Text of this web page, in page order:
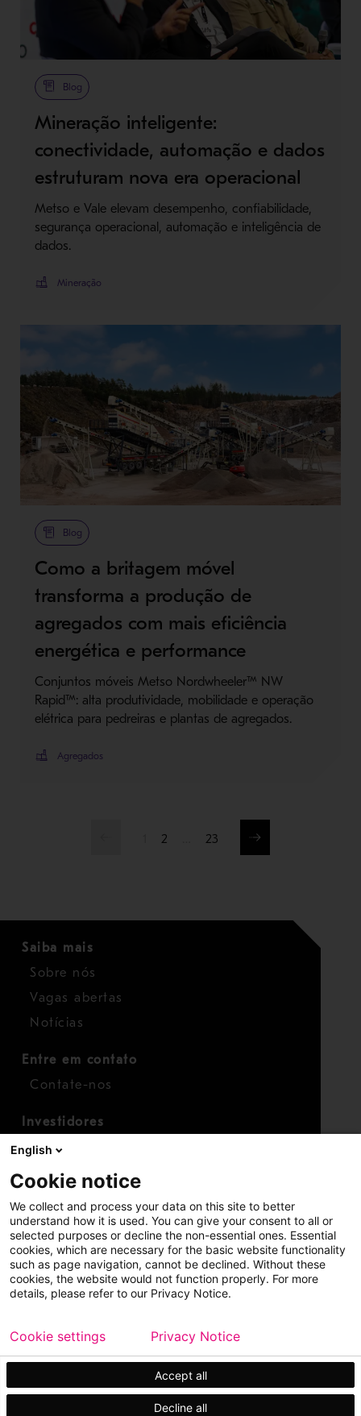
Blog
Mineração inteligente:
conectividade, automação e dados
estruturam nova era operacional
Metso e Vale elevam desempenho, confiabilidade,
segurança operacional, automação e inteligência de
dados.
Mineração
Blog
Como a britagem móvel
transforma a produção de
agregados com mais eficiência
energética e performance
Conjuntos móveis Metso Nordwheeler™ NW
Rapid™: alta produtividade, mobilidade e operação
elétrica para pedreiras e plantas de agregados.
Agregados
2 23
Saiba mais
Sobre nós
Vagas abertas
Notícias
Entre em contato
Contate-nos
Investidores
Calendário para investidores
Finanças
Aviso legal
Política de privacidade
Marcas registradas
English
Cookie notice
We collect and process your data on this site to better
understand how it is used. You can give your consent to all or
selected purposes or decline the non-essential ones. Essential
cookies, which are necessary for the basic website functionality
such as page navigation, cannot be declined. Without these
cookies, the website would not function properly. For more
details, please refer to our Privacy Notice.
Accept all
Decline all
Cookie settings Privacy Notice